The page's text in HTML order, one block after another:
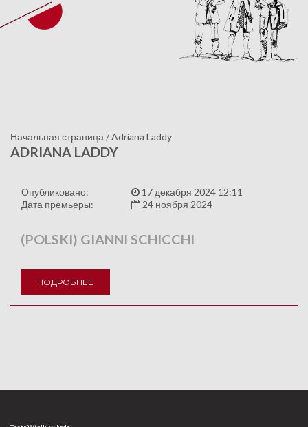
Начальная страница /Adriana Laddy
ADRIANA LADDY
Опубликовано:
17 декабря 2024 12:11
Дата премьеры:
24 ноября 2024
(POLSKI) GIANNI SCHICCHI
ПОДРОБНЕЕ